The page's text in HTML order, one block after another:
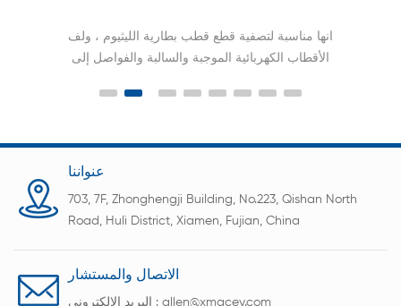
توفر آلة لف أقطاب الخلايا الأسطوانية شبه الأوتوماتيكية
ACEY-SWM-C حلاً عالي الدقة لإنتاج خلايا أيونات
عنواننا
703, 7F, Zhonghengji Building, No.223, Qishan North
Road, Huli District, Xiamen, Fujian, China
الاتصال والمستشار
البريد الإلكتروني : allen@xmacey.com